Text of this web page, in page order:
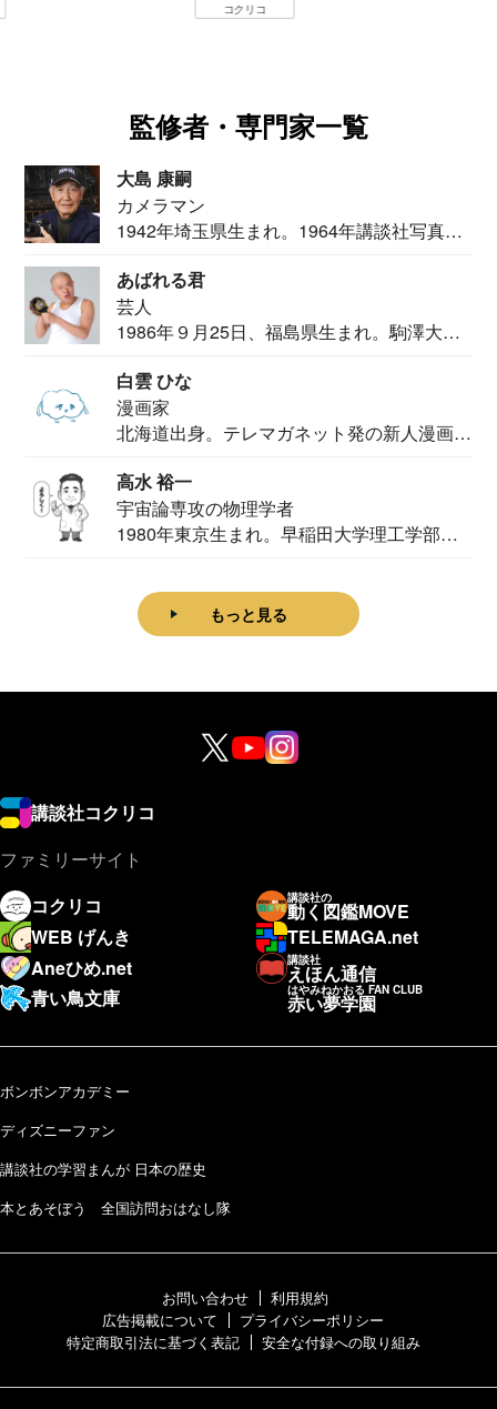
コクリコ
監修者・専門家一覧
大島 康嗣
カメラマン
1942年埼玉県生まれ。1964年講談社写真部
あばれる君
芸人
1986年９月25日、福島県生まれ。駒澤大学
白雲 ひな
漫画家
北海道出身。テレマガネット発の新人漫画
高水 裕一
宇宙論専攻の物理学者
1980年東京生まれ。早稲田大学理工学部物
もっと見る
講談社コクリコ
ファミリーサイト
コクリコ
講談社の
動く図鑑MOVE
WEB げんき
TELEMAGA.net
Aneひめ.net
講談社
えほん通信
青い鳥文庫
はやみねかおる FAN CLUB
赤い夢学園
ボンボンアカデミー
ディズニーファン
講談社の学習まんが 日本の歴史
本とあそぼう 全国訪問おはなし隊
お問い合わせ
利用規約
広告掲載について
プライバシーポリシー
特定商取引法に基づく表記
安全な付録への取り組み